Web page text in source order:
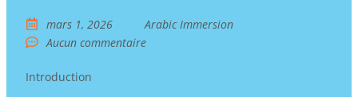
mars 1, 2026
Arabic Immersion
Aucun commentaire
Introduction